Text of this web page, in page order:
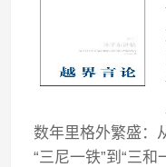
数年里格外繁盛：
“三尼一铁”到“三